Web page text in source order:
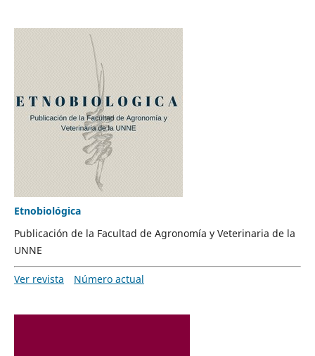
Etnobiológica
Publicación de la Facultad de Agronomía y Veterinaria de la
UNNE
Ver revista Número actual